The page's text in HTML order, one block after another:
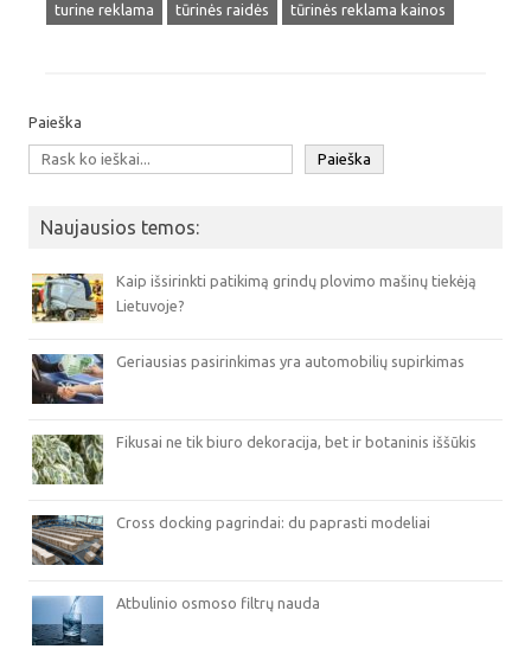
turine reklama
tūrinės raidės tūrinės reklama kainos
Paieška
Paieška
Naujausios temos:
Kaip išsirinkti patikimą grindų plovimo mašinų tiekėją
Lietuvoje?
Geriausias pasirinkimas yra automobilių supirkimas
Fikusai ne tik biuro dekoracija, bet ir botaninis iššūkis
Cross docking pagrindai: du paprasti modeliai
Atbulinio osmoso filtrų nauda